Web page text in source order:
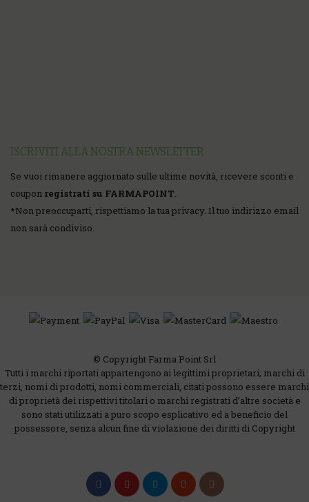
ISCRIVITI ALLA NOSTRA NEWSLETTER
Se vuoi rimanere aggiornato sulle ultime novità, ricevere sconti e
coupon registrati su FARMAPOINT.
*Non preoccuparti, rispettiamo la tua privacy. Il tuo indirizzo email
non sarà condiviso.
© Copyright Farma Point Srl
Tutti i marchi riportati appartengono ai legittimi proprietari; marchi di
terzi, nomi di prodotti, nomi commerciali, citati possono essere marchi
di proprietà dei rispettivi titolari o marchi registrati d’altre società e
sono stati utilizzati a puro scopo esplicativo ed a beneficio del
possessore, senza alcun fine di violazione dei diritti di Copyright